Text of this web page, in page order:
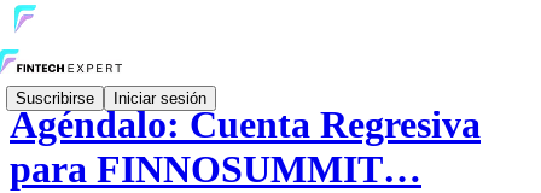
Suscribirse Iniciar sesión
Agéndalo: Cuenta Regresiva
para FINNOSUMMIT…